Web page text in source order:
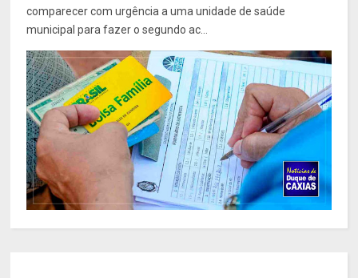
comparecer com urgência a uma unidade de saúde
municipal para fazer o segundo ac...